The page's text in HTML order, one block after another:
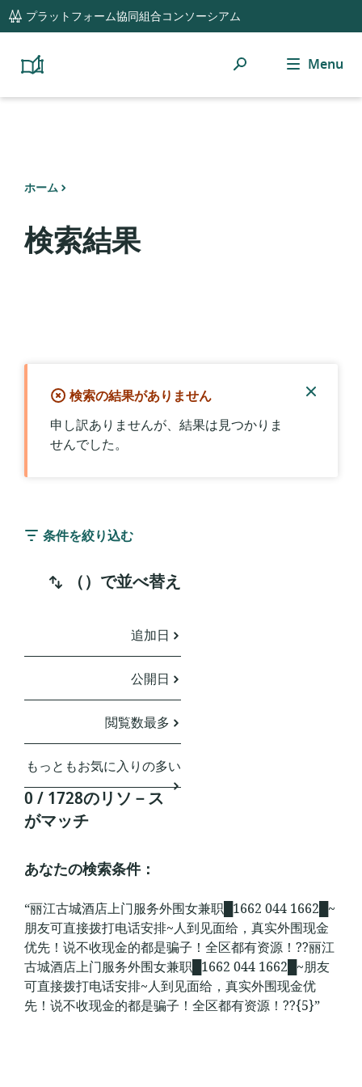
global
navigation
プラットフォーム協同組合コンソーシアム
Platform
Resource
検
Menu
ホーム
検索結果
検索の結果がありません
申し訳ありませんが、結果は見つかりま
せんでした。
条件を絞り込む
（）で並べ替え
追加日
公開日
閲覧数最多
もっともお気に入りの多い
0 / 1728のリソ－ス
がマッチ
あなたの検索条件：
“丽江古城酒店上门服务外围女兼职█1662 044 1662█~
朋友可直接拨打电话安排~人到见面给，真实外围现金
优先！说不收现金的都是骗子！全区都有资源！??丽江
古城酒店上门服务外围女兼职█1662 044 1662█~朋友
可直接拨打电话安排~人到见面给，真实外围现金优
先！说不收现金的都是骗子！全区都有资源！??{5}”